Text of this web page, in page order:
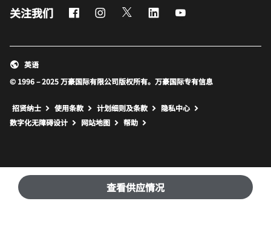
查看供应情况
关注我们 FacebookInstagram
Twitter LinkedIn
© 1996 – 2025 万豪国际有限公司版权所有。万豪国际专有信息
英语
招贤纳士 使用条款 计划细则及条款
隐私中心
数字化无障碍设计
网站地图 打开新窗口
帮助